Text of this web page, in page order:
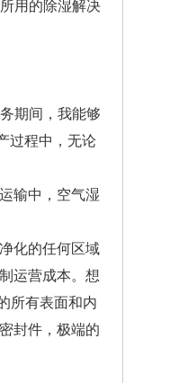
用的除湿解决
期间，我能够
过程中，无论
输中，空气湿
化的任何区域
运营成本。想
所有表面和内
封件，极端的